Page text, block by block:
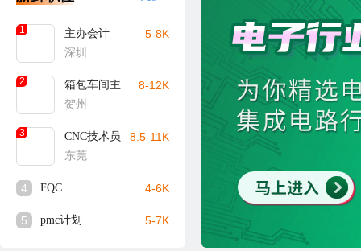
1
主办会计
深圳
5-8K
2
箱包车间主任/主管（贺州）
贺州
8-12K
3
CNC技术员
东莞
8.5-11K
4 FQC 4-6K
5 pmc计划 5-7K